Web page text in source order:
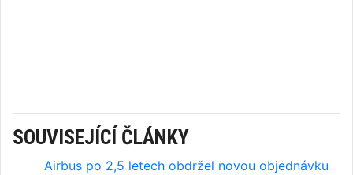
SOUVISEJÍCÍ ČLÁNKY
Airbus po 2,5 letech obdržel novou objednávku